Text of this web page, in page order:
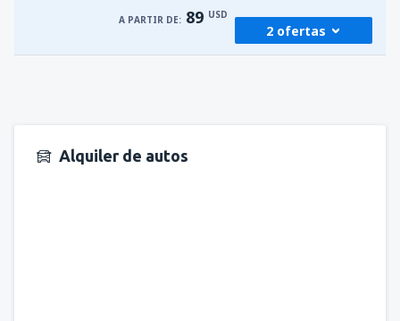
A PARTIR DE: 89 USD
2 ofertas
desdeSan Juan, Luis Munoz Marín
Alquiler de autos